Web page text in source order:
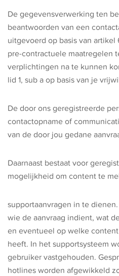
De gegevensverwerking ten
beantwoorden van een
uitgevoerd op basis van artikel
pre-contractuele maatregelen
verplichtingen na te kunnen
lid 1, sub a op basis van je
De door ons geregistreerde
contactopname of
van de door jou gedane
Daarnaast bestaat voor
mogelijkheid om content te
supportaanvragen in te
wie de aanvraag indient, wat
en eventueel op welke
heeft. In het supportsysteem
gebruiker vastgehouden.
hotlines worden afgewikkeld